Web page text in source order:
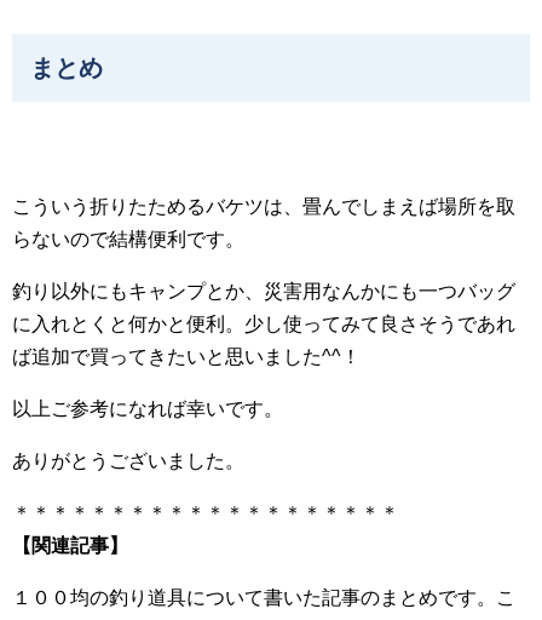
まとめ
こういう折りたためるバケツは、畳んでしまえば場所を取
らないので結構便利です。
釣り以外にもキャンプとか、災害用なんかにも一つバッグ
に入れとくと何かと便利。少し使ってみて良さそうであれ
ば追加で買ってきたいと思いました^^！
以上ご参考になれば幸いです。
ありがとうございました。
＊＊＊＊＊＊＊＊＊＊＊＊＊＊＊＊＊＊＊＊
【関連記事】
１００均の釣り道具について書いた記事のまとめです。こ